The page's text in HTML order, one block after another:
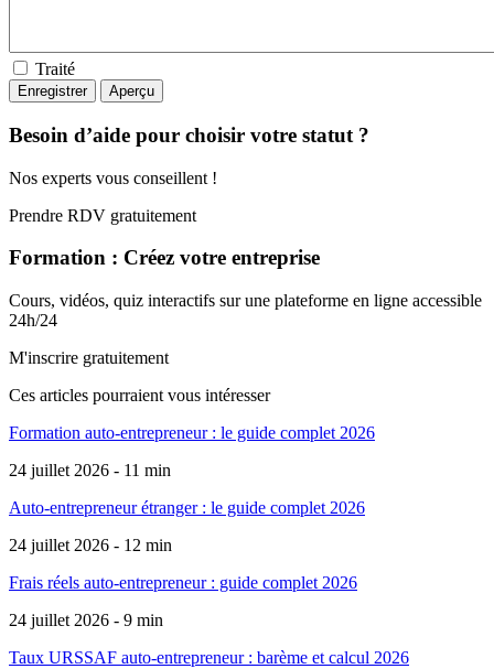
Traité
Besoin d’aide pour choisir votre statut ?
Nos experts vous conseillent !
Prendre RDV gratuitement
Formation : Créez votre entreprise
Cours, vidéos, quiz interactifs sur une plateforme en ligne accessible
24h/24
M'inscrire gratuitement
Ces articles pourraient vous intéresser
Formation auto-entrepreneur : le guide complet 2026
24 juillet 2026 - 11 min
Auto-entrepreneur étranger : le guide complet 2026
24 juillet 2026 - 12 min
Frais réels auto-entrepreneur : guide complet 2026
24 juillet 2026 - 9 min
Taux URSSAF auto-entrepreneur : barème et calcul 2026